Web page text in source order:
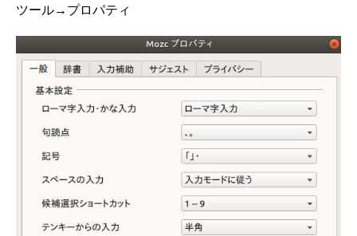
ツール→プロパティ